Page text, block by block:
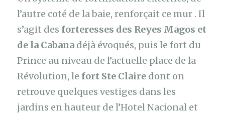
l’autre coté de la baie, renforçait ce mur . Il
s’agit des forteresses des Reyes Magos et
de la Cabana déjà évoqués, puis le fort du
Prince au niveau de l’actuelle place de la
Révolution, le fort Ste Claire dont on
retrouve quelques vestiges dans les
jardins en hauteur de l’Hotel Nacional et